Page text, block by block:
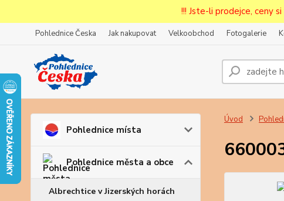
!!! Jste-li prodejce, ceny
Pohlednice Česka Jak nakupovat Velkoobchod Fotogalerie
Pohlednice místa
Pohlednice města a obce
Albrechtice v Jizerských horách
Úvod